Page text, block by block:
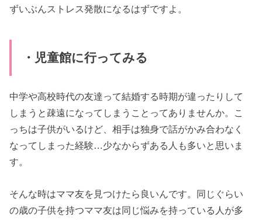
ずいぶんストレス発散になるはずですよ。
・児童館に行ってみる
中学や高校時代の友達って結婚する時期が違ったりして
しまうと疎遠になってしまうことってありませんか。こ
っちは子供がいるけど、相手は独身で話がかみ合わなく
なってしまった経験…少なからずある人も多いと思いま
す。
そんな時はママ友を見つけたら良いんです。同じぐらい
の歳の子供を持つママ友は同じ悩みを持っている人が多